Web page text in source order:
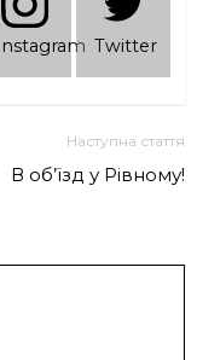
Instagram Twitter
Наступна стаття
В об’їзд у Рівному!